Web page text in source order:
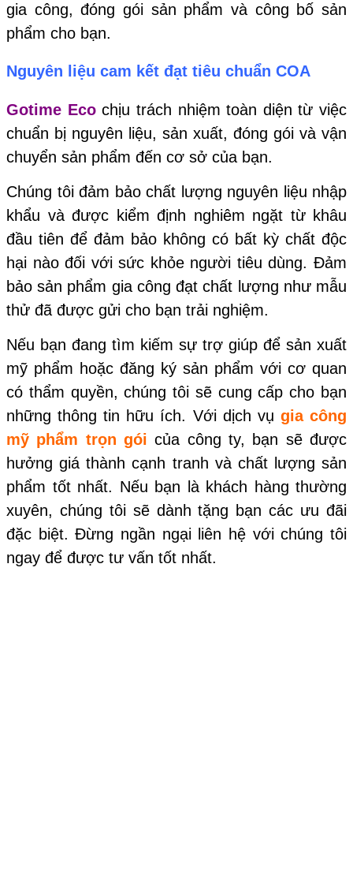
gia công, đóng gói sản phẩm và công bố sản
phẩm cho bạn.
Nguyên liệu cam kết đạt tiêu chuẩn COA
Gotime Ecochịu trách nhiệm toàn diện từ việc
chuẩn bị nguyên liệu, sản xuất, đóng gói và vận
chuyển sản phẩm đến cơ sở của bạn.
Chúng tôi đảm bảo chất lượng nguyên liệu nhập
khẩu và được kiểm định nghiêm ngặt từ khâu
đầu tiên để đảm bảo không có bất kỳ chất độc
hại nào đối với sức khỏe người tiêu dùng. Đảm
bảo sản phẩm gia công đạt chất lượng như mẫu
thử đã được gửi cho bạn trải nghiệm.
Nếu bạn đang tìm kiếm sự trợ giúp để sản xuất
mỹ phẩm hoặc đăng ký sản phẩm với cơ quan
có thẩm quyền, chúng tôi sẽ cung cấp cho bạn
những thông tin hữu ích. Với dịch vụ gia công
mỹ phẩm trọn gói của công ty, bạn sẽ được
hưởng giá thành cạnh tranh và chất lượng sản
phẩm tốt nhất. Nếu bạn là khách hàng thường
xuyên, chúng tôi sẽ dành tặng bạn các ưu đãi
đặc biệt. Đừng ngần ngại liên hệ với chúng tôi
ngay để được tư vấn tốt nhất.